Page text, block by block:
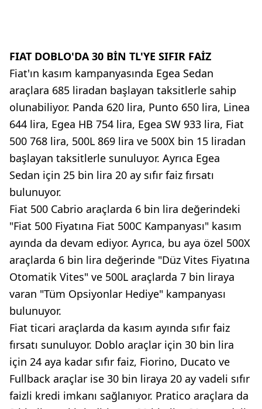
FIAT DOBLO'DA 30 BİN TL'YE SIFIR FAİZ
Fiat'ın kasım kampanyasında Egea Sedan
araçlara 685 liradan başlayan taksitlerle sahip
olunabiliyor. Panda 620 lira, Punto 650 lira, Linea
644 lira, Egea HB 754 lira, Egea SW 933 lira, Fiat
500 768 lira, 500L 869 lira ve 500X bin 15 liradan
başlayan taksitlerle sunuluyor. Ayrıca Egea
Sedan için 25 bin lira 20 ay sıfır faiz fırsatı
bulunuyor.
Fiat 500 Cabrio araçlarda 6 bin lira değerindeki
"Fiat 500 Fiyatına Fiat 500C Kampanyası" kasım
ayında da devam ediyor. Ayrıca, bu aya özel 500X
araçlarda 6 bin lira değerinde "Düz Vites Fiyatına
Otomatik Vites" ve 500L araçlarda 7 bin liraya
varan "Tüm Opsiyonlar Hediye" kampanyası
bulunuyor.
Fiat ticari araçlarda da kasım ayında sıfır faiz
fırsatı sunuluyor. Doblo araçlar için 30 bin lira
için 24 aya kadar sıfır faiz, Fiorino, Ducato ve
Fullback araçlar ise 30 bin liraya 20 ay vadeli sıfır
faizli kredi imkanı sağlanıyor. Pratico araçlara da